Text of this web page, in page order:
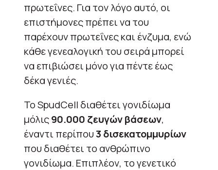
πρωτεΐνες. Για τον λόγο αυτό, οι
επιστήμονες πρέπει να του
παρέχουν πρωτεΐνες και ένζυμα, ενώ
κάθε γενεαλογική του σειρά μπορεί
να επιβιώσει μόνο για πέντε έως
δέκα γενιές.
Το SpudCell διαθέτει γονιδίωμα
μόλις90.000 ζευγών βάσεων,
έναντι περίπου3 δισεκατομμυρίων
που διαθέτει το ανθρώπινο
γονιδίωμα. Επιπλέον, το γενετικό